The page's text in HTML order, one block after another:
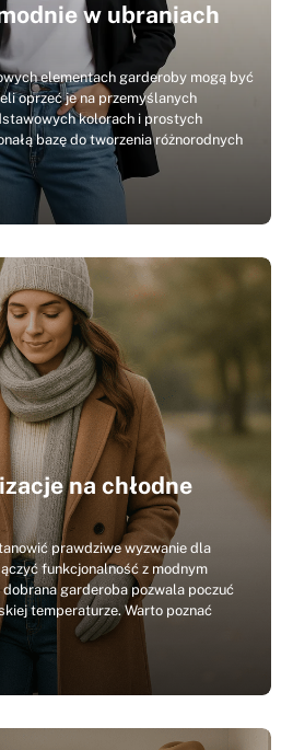
w ubraniach
elementach garderoby mogą być
oprzeć je na przemyślanych
kolorach i prostych
bazę do tworzenia różnorodnych
na chłodne
prawdziwe wyzwanie dla
funkcjonalność z modnym
garderoba pozwala poczuć
temperaturze. Warto poznać